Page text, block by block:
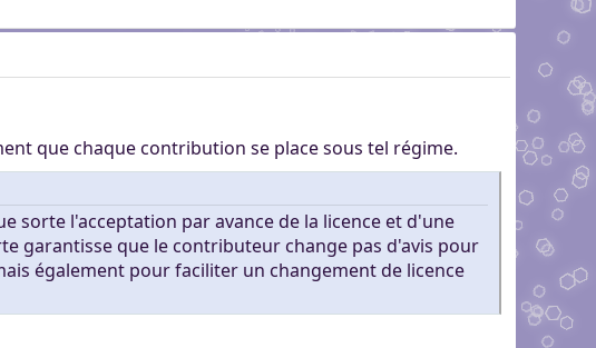
que chaque contribution se place sous tel régime.
sorte l'acceptation par avance de la licence et d'une
garantisse que le contributeur change pas d'avis pour
également pour faciliter un changement de licence